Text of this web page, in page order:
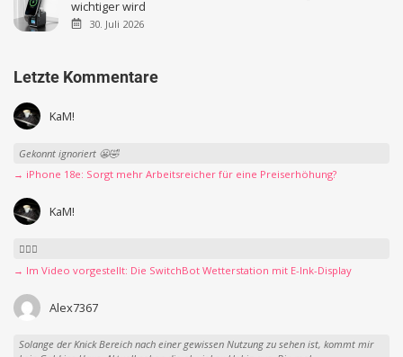
wichtiger wird
30. Juli 2026
Letzte Kommentare
KaM!
Gekonnt ignoriert 😬🤣
→ iPhone 18e: Sorgt mehr Arbeitsreicher für eine Preiserhöhung?
KaM!
👍🏻🤣
→ Im Video vorgestellt: Die SwitchBot Wetterstation mit E-Ink-Display
Alex7367
Solange der Knick Bereich nach einer gewissen Nutzung zu sehen ist, kommt mir